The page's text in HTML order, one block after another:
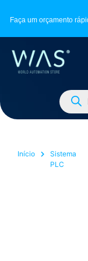
Faça um orçamento
Início
Sistema
PLC